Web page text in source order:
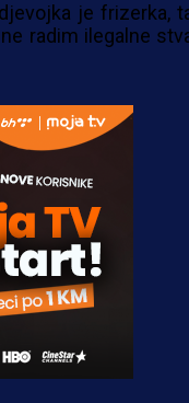
je frizerka,
radim ilegalne